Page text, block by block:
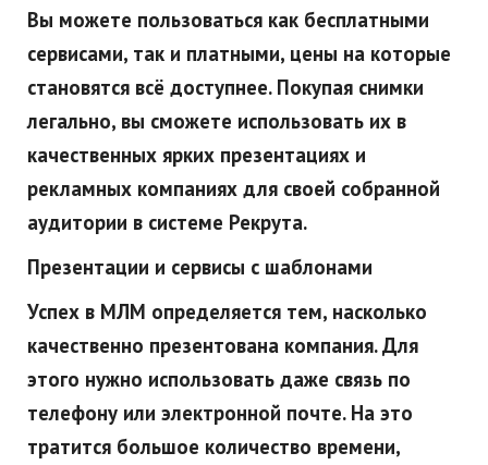
Вы можете пользоваться как бесплатными
сервисами, так и платными, цены на которые
становятся всё доступнее. Покупая снимки
легально, вы сможете использовать их в
качественных ярких презентациях и
рекламных компаниях для своей собранной
аудитории в системе Рекрута.
Презентации и сервисы с шаблонами
Успех в МЛМ определяется тем, насколько
качественно презентована компания. Для
этого нужно использовать даже связь по
телефону или электронной почте. На это
тратится большое количество времени,